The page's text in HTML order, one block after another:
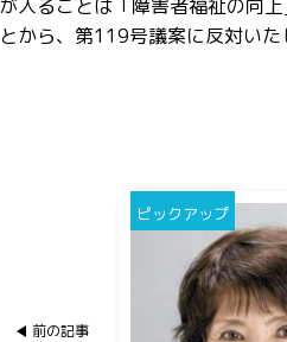
が入ることは「障害者福祉の向
とから、第119号議案に反対いた
前の記事
ピックアップ